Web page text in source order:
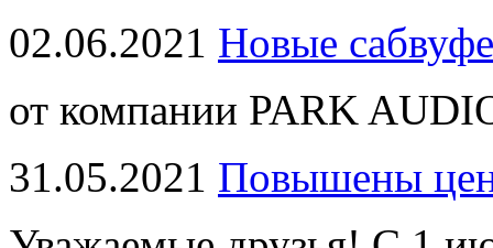
02.06.2021 Новые
от компании PARK
31.05.2021 Повышены